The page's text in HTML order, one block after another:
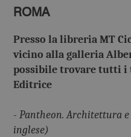
ROMA
Presso la libreria MT
vicino alla galleria
possibile trovare tutti
Editrice
- Pantheon. Architettura
inglese)